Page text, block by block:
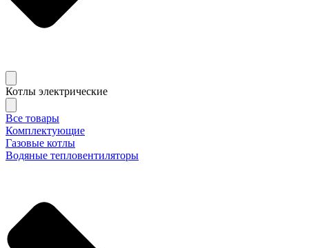
Котлы электрические
Все товары
Комплектующие
Газовые котлы
Водяные тепловентиляторы